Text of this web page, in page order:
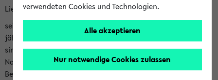
Liebe Studierende,
seit 2023 verleiht das Rektorat der Universität Bielefeld
jährlich den Nachhaltigkeitspreis für Abschlussarbeiten. Sie
sind herzlich eingeladen sich mit Ihrer Abschlussarbeit beim
Nachhaltigkeitsbüro zu bewerben. Bitte nutzen Sie für Ihre
Bewerbung dieses Formular<https://formulare.uni-
verwendeten Cookies und Technologien.
Alle akzeptieren
Nur notwendige Cookies zulassen